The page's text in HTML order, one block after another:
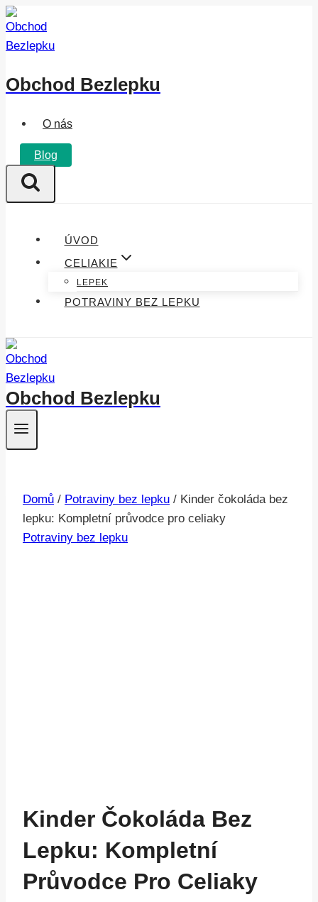
Přeskočit
na
obsah
Obchod Bezlepku
O nás
Blog
ÚVOD
CELIAKIE
LEPEK
POTRAVINY BEZ LEPKU
Obchod Bezlepku
Domů / Potraviny bez lepku / Kinder čokoláda bez
lepku: Kompletní průvodce pro celiaky
Potraviny bez lepku
Kinder Čokoláda Bez
Lepku: Kompletní
Průvodce Pro Celiaky